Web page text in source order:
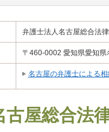
弁護士法人名古屋総合法
〒460-0002 愛知県愛知
名古屋の弁護士による
古屋総合法